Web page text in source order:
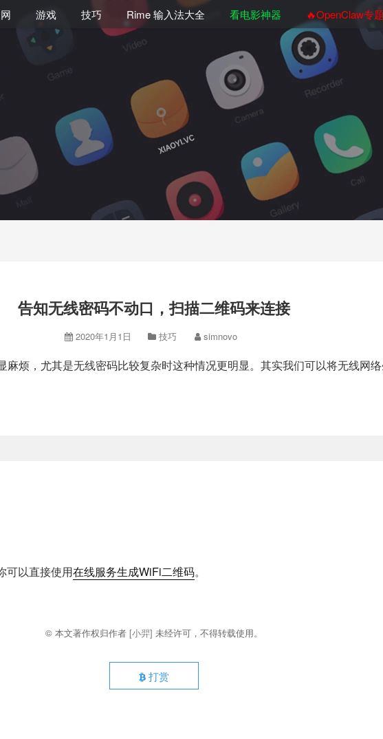
游戏 技巧 Rime 输入法大全 看电影神器 🔥OpenClaw专题
告知无线密码不动口，扫描二维码来连接
2020年1月1日 技巧 simnovo
烦，尤其是无线密码比较复杂时这种情况更明显。其实我们可以将无线网
可以直接使用在线服务生成WiFi二维码。
© 本文著作权归作者 [小羿] 未经许可，不得转载使用。
打赏